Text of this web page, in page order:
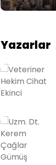
Yazarlar